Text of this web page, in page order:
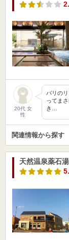
20代 女
性
バリの
ってま
き…
関連情報から探す
天然温泉薬石